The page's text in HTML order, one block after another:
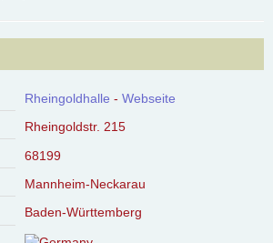
Rheingoldhalle - Webseite
Rheingoldstr. 215
68199
Mannheim-Neckarau
Baden-Württemberg